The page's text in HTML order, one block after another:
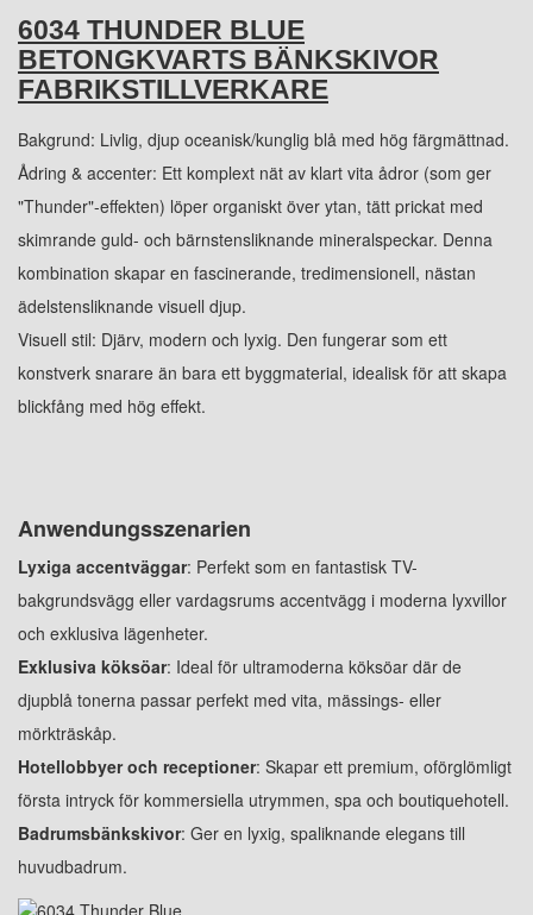
6034 THUNDER BLUE
BETONGKVARTS BÄNKSKIVOR
FABRIKSTILLVERKARE
Bakgrund: Livlig, djup oceanisk/kunglig blå med hög färgmättnad.
Ådring & accenter: Ett komplext nät av klart vita ådror (som ger
"Thunder"-effekten) löper organiskt över ytan, tätt prickat med
skimrande guld- och bärnstensliknande mineralspeckar. Denna
kombination skapar en fascinerande, tredimensionell, nästan
ädelstensliknande visuell djup.
Visuell stil: Djärv, modern och lyxig. Den fungerar som ett
konstverk snarare än bara ett byggmaterial, idealisk för att skapa
blickfång med hög effekt.
Anwendungsszenarien
Lyxiga accentväggar: Perfekt som en fantastisk TV-
bakgrundsvägg eller vardagsrums accentvägg i moderna lyxvillor
och exklusiva lägenheter.
Exklusiva köksöar: Ideal för ultramoderna köksöar där de
djupblå tonerna passar perfekt med vita, mässings- eller
mörkträskåp.
Hotellobbyer och receptioner: Skapar ett premium, oförglömligt
första intryck för kommersiella utrymmen, spa och boutiquehotell.
Badrumsbänkskivor: Ger en lyxig, spaliknande elegans till
huvudbadrum.